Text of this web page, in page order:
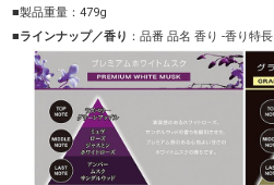
■製品重量：479g
■ラインナップ／香り ：品番 品名 香り -香り特長